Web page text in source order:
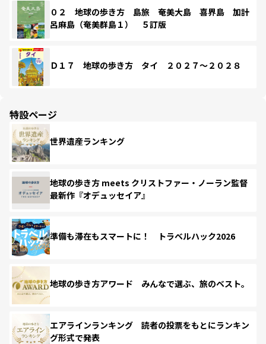
０２ 地球の歩き方 島旅 奄美大島 喜界島 加計
呂麻島（奄美群島１） ５訂版
Ｄ１７ 地球の歩き方 タイ ２０２７～２０２８
特設ページ
世界遺産ランキング
地球の歩き方 meets クリストファー・ノーラン監督
最新作『オデュッセイア』
準備も滞在もスマートに！ トラベルハック2026
地球の歩き方アワード みんなで選ぶ、旅のベスト。
エアラインランキング 読者の投票をもとにランキン
グ形式で発表